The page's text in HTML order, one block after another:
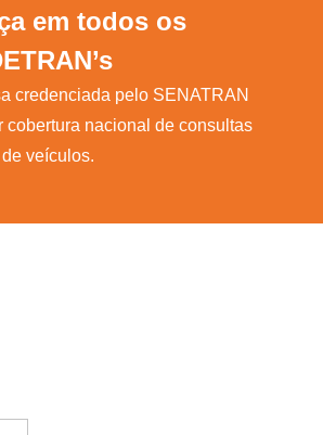
em todos os
credenciada pelo SENATRAN
cobertura nacional de consultas
de veículos.